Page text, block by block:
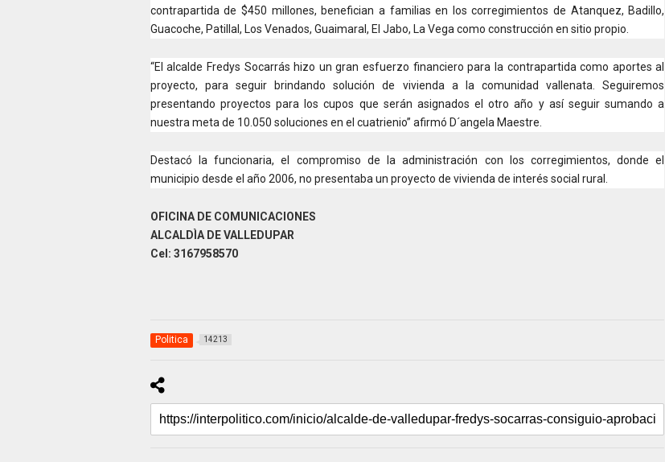
contrapartida de $450 millones, benefician a familias en los corregimientos de Atanquez, Badillo,
Guacoche, Patillal, Los Venados, Guaimaral, El Jabo, La Vega como construcción en sitio propio.
“El alcalde Fredys Socarrás hizo un gran esfuerzo financiero para la contrapartida como aportes al
proyecto, para seguir brindando solución de vivienda a la comunidad vallenata. Seguiremos
presentando proyectos para los cupos que serán asignados el otro año y así seguir sumando a
nuestra meta de 10.050 soluciones en el cuatrienio” afirmó D´angela Maestre.
Destacó la funcionaria, el compromiso de la administración con los corregimientos, donde el
municipio desde el año 2006, no presentaba un proyecto de vivienda de interés social rural.
OFICINA DE COMUNICACIONES
ALCALDÌA DE VALLEDUPAR
Cel: 3167958570
Politica 14213